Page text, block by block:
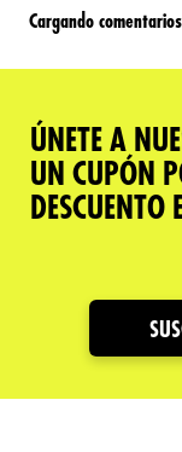
Cargando
ÚNETE A
UN CUPÓN